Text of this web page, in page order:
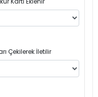
Çekilerek İletilir